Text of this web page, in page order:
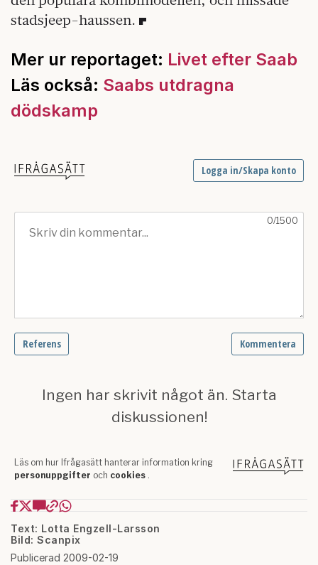
stadsjeep-haussen.
Mer ur reportaget: Livet efter Saab
Läs också: Saabs utdragna
dödskamp
Text: Lotta Engzell-Larsson
Bild: Scanpix
Publicerad 2009-02-19